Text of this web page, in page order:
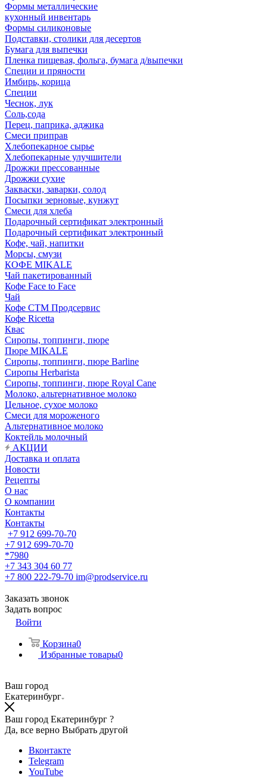
Формы металлические
кухонный инвентарь
Формы силиконовые
Подставки, столики для десертов
Бумага для выпечки
Пленка пищевая, фольга, бумага д/выпечки
Специи и пряности
Имбирь, корица
Специи
Чеснок, лук
Соль,сода
Перец, паприка, аджика
Смеси приправ
Хлебопекарное сырье
Хлебопекарные улучшители
Дрожжи прессованные
Дрожжи сухие
Закваски, заварки, солод
Посыпки зерновые, кунжут
Смеси для хлеба
Подарочный сертификат электронный
Подарочный сертификат электронный
Кофе, чай, напитки
Морсы, смузи
КОФЕ MIKALE
Чай пакетированный
Кофе Face to Face
Чай
Кофе СТМ Продсервис
Кофе Ricetta
Квас
Сиропы, топпинги, пюре
Пюре MIKALE
Сиропы, топпинги, пюре Barline
Сиропы Herbarista
Сиропы, топпинги, пюре Royal Cane
Молоко, альтернативное молоко
Цельное, сухое молоко
Смеси для мороженого
Альтернативное молоко
Коктейль молочный
АКЦИИ
Доставка и оплата
Новости
Рецепты
О нас
О компании
Контакты
Контакты
+7 912 699-70-70
+7 912 699-70-70
*7980
+7 343 304 60 77
+7 800 222-79-70 im@prodservice.ru
Заказать звонок
Задать вопрос
Войти
Корзина0
Избранные товары0
Ваш город
Екатеринбург
Ваш город Екатеринбург ?
Да, все верно Выбрать другой
Вконтакте
Telegram
YouTube